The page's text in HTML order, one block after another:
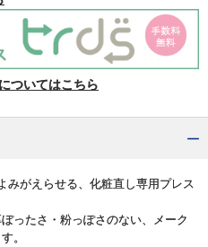
ついてはこちら
みがえらせる、化粧直し専用プレス
ったさ・粉っぽさのない、メーク
。